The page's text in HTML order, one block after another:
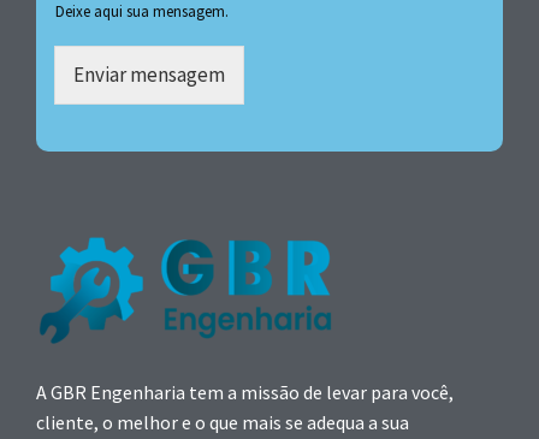
Deixe aqui sua mensagem.
Enviar mensagem
A GBR Engenharia tem a missão de levar para você,
cliente, o melhor e o que mais se adequa a sua